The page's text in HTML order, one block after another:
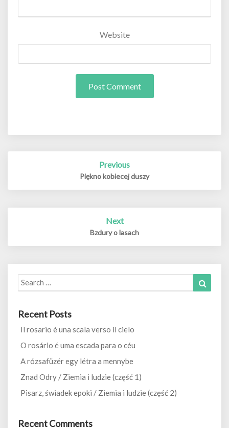
Website
Previous
Piękno kobiecej duszy
Next
Bzdury o lasach
Search
for:
Recent Posts
Il rosario è una scala verso il cielo
O rosário é uma escada para o céu
A rózsafüzér egy létra a mennybe
Znad Odry / Ziemia i ludzie (część 1)
Pisarz, świadek epoki / Ziemia i ludzie (część 2)
Recent Comments